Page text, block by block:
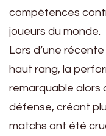
compétences
joueurs du monde.
Lors d’une
haut rang, la
remarquable alors
défense, créant
matchs ont été